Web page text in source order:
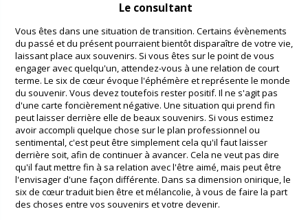
Le consultant
Vous êtes dans une situation de transition. Certains évènements
du passé et du présent pourraient bientôt disparaître de votre vie,
laissant place aux souvenirs. Si vous êtes sur le point de vous
engager avec quelqu'un, attendez-vous à une relation de court
terme. Le six de cœur évoque l'éphémère et représente le monde
du souvenir. Vous devez toutefois rester positif. Il ne s'agit pas
d'une carte foncièrement négative. Une situation qui prend fin
peut laisser derrière elle de beaux souvenirs. Si vous estimez
avoir accompli quelque chose sur le plan professionnel ou
sentimental, c'est peut être simplement cela qu'il faut laisser
derrière soit, afin de continuer à avancer. Cela ne veut pas dire
qu'il faut mettre fin à sa relation avec l'être aimé, mais peut être
l'envisager d'une façon différente. Dans sa dimension onirique, le
six de cœur traduit bien être et mélancolie, à vous de faire la part
des choses entre vos souvenirs et votre devenir.